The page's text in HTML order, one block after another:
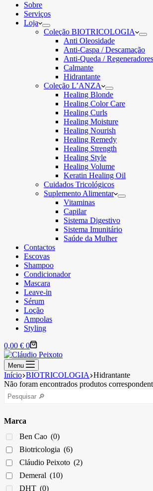
Sobre
Serviços
Loja
Coleção BIOTRICOLOGIA
Anti Oleosidade
Anti-Caspa / Descamação
Anti-Queda / Regeneradores
Calmante
Hidrantante
Coleção L’ANZA
Healing Blonde
Healing Color Care
Healing Curls
Healing Moisture
Healing Nourish
Healing Remedy
Healing Strength
Healing Style
Healing Volume
Keratin Healing Oil
Cuidados Tricológicos
Suplemento Alimentar
Vitaminas
Capilar
Sistema Digestivo
Sistema Imunitário
Saúde da Mulher
Contactos
Escovas
Shampoo
Condicionador
Mascara
Leave-in
Sérum
Loção
Ampolas
Styling
Carrinho
de
compras
0,00 € 0
Menu
Início BIOTRICOLOGIA Hidrantante
Não foram encontrados produtos
Marca
Ben Cao (0)
Biotricologia (6)
Cláudio Peixoto (2)
Demeral (10)
DHT (0)